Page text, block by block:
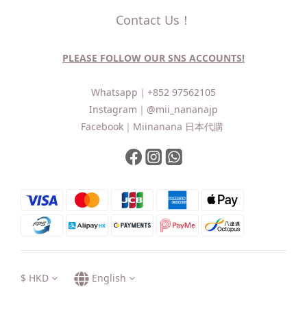
Contact Us！
PLEASE FOLLOW OUR SNS ACCOUNTS!
Whatsapp｜ +852 97562105
Instagram｜ @mii_nananajp
Facebook｜ Miinanana 日本代購
$ HKD English